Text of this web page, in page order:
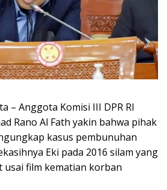
– Anggota Komisi III DPR RI
Rano Al Fath yakin bahwa pihak
kasus pembunuhan
Eki pada 2016 silam yang
usai film kematian korban